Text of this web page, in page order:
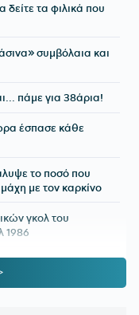
δείτε τα φιλικά που
συμβόλαια και
πάμε για 38άρια!
έσπασε κάθε
το ποσό που
μάχη με τον καρκίνο
γκολ του
1986